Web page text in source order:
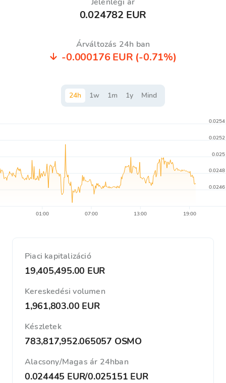
0.024782 EUR
Árváltozás 24h ban
-0.000176 EUR (-0.71%)
24h 1w 1m 1y Mind
01:00 07:00 13:00 19:00
0.0246
0.0248
0.025
0.0252
0.0254
Piaci kapitalizáció
19,405,495.00 EUR
Kereskedési volumen
1,961,803.00 EUR
Készletek
783,817,952.065057 OSMO
Alacsony/Magas ár 24hban
0.024445 EUR/0.025151 EUR